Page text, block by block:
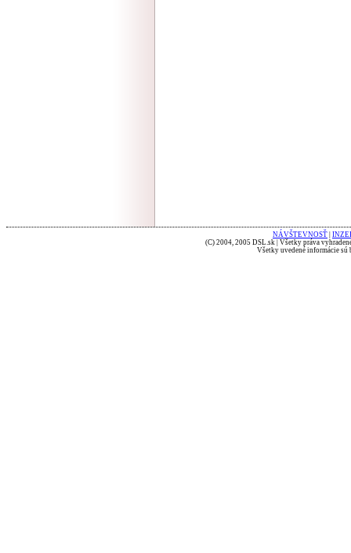
NÁVŠTEVNOSŤ
(C) 2004, 2005 DSL.sk | Všetky práva
Všetky uvedené informácie sú